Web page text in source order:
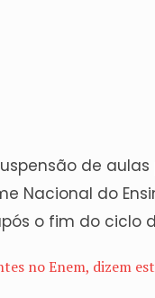
de
Nacional do
o fim do ciclo
no Enem, dizem